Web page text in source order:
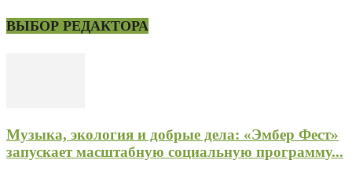
ВЫБОР РЕДАКТОРА
Музыка, экология и добрые дела: «Эмбер Фест»
запускает масштабную социальную программу...